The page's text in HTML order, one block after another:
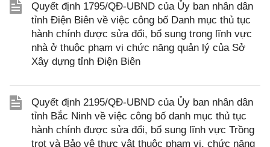
Quyết định 1795/QĐ-UBND của Ủy ban nhân dân
tỉnh Điện Biên về việc công bố Danh mục thủ tục
hành chính được sửa đổi, bổ sung trong lĩnh vực
nhà ở thuộc phạm vi chức năng quản lý của Sở
Xây dựng tỉnh Điện Biên
Quyết định 2195/QĐ-UBND của Ủy ban nhân dân
tỉnh Bắc Ninh về việc công bố danh mục thủ tục
hành chính được sửa đổi, bổ sung lĩnh vực Trồng
trọt và Bảo vệ thực vật thuộc phạm vi, chức năng